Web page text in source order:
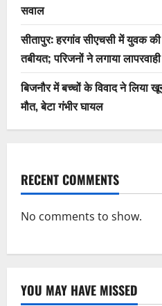
सवाल
सीतापुर: हरगांव सीएचसी में युवक
तबीयत; परिजनों ने लगाया
बिजनौर में बच्चों के विवाद ने लिया
मौत, बेटा गंभीर घायल
RECENT COMMENTS
No comments to show.
YOU MAY HAVE MISSED